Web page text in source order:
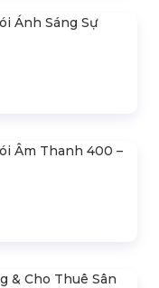
Ánh Sáng Sự
Âm Thanh 400 –
& Cho Thuê Sân